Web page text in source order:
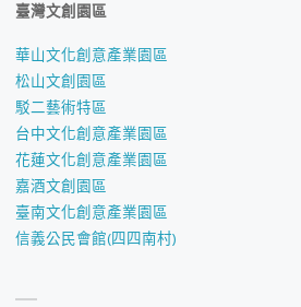
臺灣文創園區
華山文化創意產業園區
松山文創園區
駁二藝術特區
台中文化創意產業園區
花蓮文化創意產業園區
嘉酒文創園區
臺南文化創意產業園區
信義公民會館(四四南村)